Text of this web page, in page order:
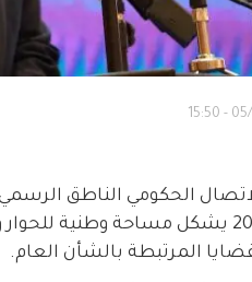
05/
الحكومي الناطق
تواصل 2026 يشكل مساحة وطنية
المرتبطة بالشأن العام.